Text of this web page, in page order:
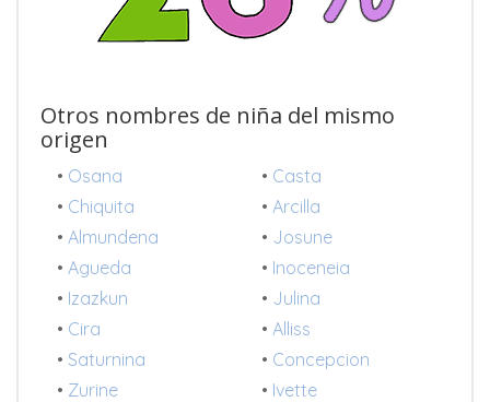
Otros nombres de niña del mismo
origen
• Osana • Casta
• Chiquita • Arcilla
• Almundena • Josune
• Agueda • Inoceneia
• Izazkun • Julina
• Cira • Alliss
• Saturnina • Concepcion
• Zurine • Ivette